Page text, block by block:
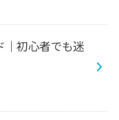
｜初心者でも迷